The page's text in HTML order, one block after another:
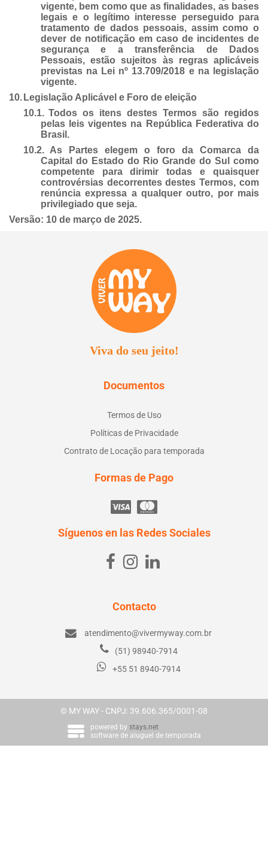
vigente, bem como que as finalidades, as bases
legais e o legítimo interesse perseguido para
tratamento de dados pessoais, assim como o
dever de notificação em caso de incidentes de
segurança e a transferência de Dados
Pessoais, estão sujeitos às regras aplicáveis
previstas na Lei nº 13.709/2018 e na legislação
vigente.
10. Legislação Aplicável e Foro de eleição
10.1. Todos os itens destes Termos são regidos
pelas leis vigentes na República Federativa do
Brasil.
10.2. As Partes elegem o foro da Comarca da
Capital do Estado do Rio Grande do Sul como
competente para dirimir todas e quaisquer
controvérsias decorrentes destes Termos, com
renúncia expressa a qualquer outro, por mais
privilegiado que seja.
Versão: 10 de março de 2025.
Viva do seu jeito!
Documentos
Termos de Uso
Políticas de Privacidade
Contrato de Locação para temporada
Formas de Pago
Síguenos en las Redes Sociales
Contacto
atendimento@vivermyway.com.br
(51) 98940-7914
+55 51 8940-7914
© MY WAY - CNPJ: 39.606.365/0001-08
powered by stays.net
software de aluguel de temporada